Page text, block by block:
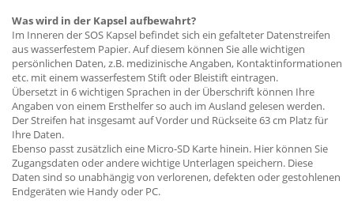
Was wird in der Kapsel aufbewahrt?
Im Inneren der SOS Kapsel befindet sich ein gefalteter Datenstreifen
aus wasserfestem Papier. Auf diesem können Sie alle wichtigen
persönlichen Daten, z.B. medizinische Angaben, Kontaktinformationen
etc. mit einem wasserfestem Stift oder Bleistift eintragen.
Übersetzt in 6 wichtigen Sprachen in der Überschrift können Ihre
Angaben von einem Ersthelfer so auch im Ausland gelesen werden.
Der Streifen hat insgesamt auf Vorder und Rückseite 63 cm Platz für
Ihre Daten.
Ebenso passt zusätzlich eine Micro-SD Karte hinein. Hier können Sie
Zugangsdaten oder andere wichtige Unterlagen speichern. Diese
Daten sind so unabhängig von verlorenen, defekten oder gestohlenen
Endgeräten wie Handy oder PC.